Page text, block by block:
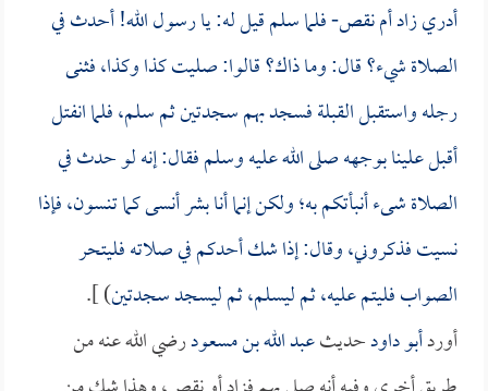
أدري زاد أم نقص- فلما سلم قيل له: يا رسول الله! أحدث في
الصلاة شيء؟ قال: وما ذاك؟ قالوا: صليت كذا وكذا، فثنى
رجله واستقبل القبلة فسجد بهم سجدتين ثم سلم، فلما انفتل
أقبل علينا بوجهه صلى الله عليه وسلم فقال: إنه لو حدث في
الصلاة شىء أنبأتكم به؛ ولكن إنما أنا بشر أنسى كما تنسون، فإذا
نسيت فذكروني، وقال: إذا شك أحدكم في صلاته فليتحر
الصواب فليتم عليه، ثم ليسلم، ثم ليسجد سجدتين) ].
أوردأبو داودحديثعبد الله بن مسعودرضي الله عنه من